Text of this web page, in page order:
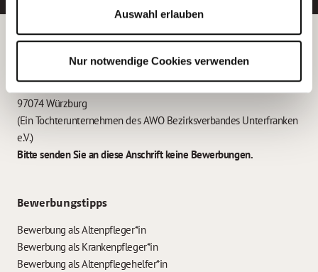
Auswahl erlauben
Nur notwendige Cookies verwenden
Betreiber der Webseite
Garitz Bewirtschaftungsbetriebe GmbH
Kantstraße 45a
97074 Würzburg
(Ein Tochterunternehmen des AWO Bezirksverbandes Unterfranken
e.V.)
Bitte senden Sie an diese Anschrift keine Bewerbungen.
Bewerbungstipps
Bewerbung als Altenpfleger*in
Bewerbung als Krankenpfleger*in
Bewerbung als Altenpflegehelfer*in